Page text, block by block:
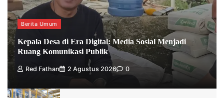
Berita Umum
Kepala Desa di Era Digital: Media Sosial Menjadi
Ruang Komunikasi Publik
Red Fathan 2 Agustus 2026 0